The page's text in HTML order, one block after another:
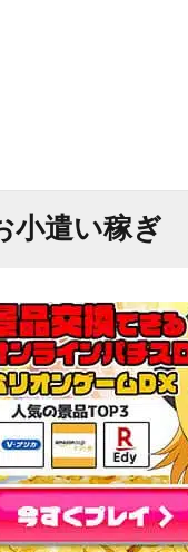
小遣い稼ぎ